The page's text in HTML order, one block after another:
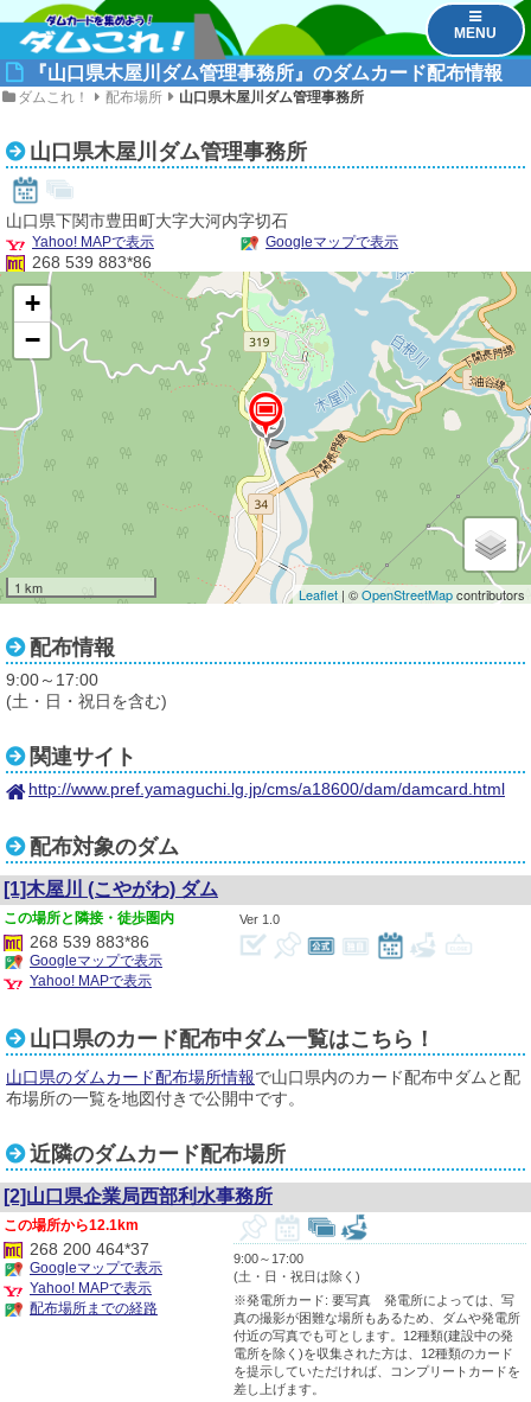
MENU
『山口県木屋川ダム管理事務所』のダムカード配布情報
ダムこれ！ 配布場所 山口県木屋川ダム管理事務所
山口県木屋川ダム管理事務所
山口県下関市豊田町大字大河内字切石
Yahoo! MAPで表示 Googleマップで表示
268 539 883*86
1
+
−
1 km Leaflet | ©OpenStreetMapcontributors
配布情報
9:00～17:00
(土・日・祝日を含む)
関連サイト
http://www.pref.yamaguchi.lg.jp/cms/a18600/dam/damcard.html
配布対象のダム
[1]木屋川 (こやがわ) ダム
1.0
隣接・徒歩圏内
268 539 883*86
Googleマップで表示
Yahoo! MAPで表示
山口県のカード配布中ダム一覧はこちら！
山口県のダムカード配布場所情報で山口県内のカード配布中ダムと配
布場所の一覧を地図付きで公開中です。
近隣のダムカード配布場所
[2]山口県企業局西部利水事務所
9:00～17:00
(土・日・祝日は除く)
※発電所カード: 要写真 発電所によっては、写
真の撮影が困難な場所もあるため、ダムや発電所
付近の写真でも可とします。12種類(建設中の発
電所を除く)を収集された方は、12種類のカード
を提示していただければ、コンプリートカードを
差し上げます。
12.1km
268 200 464*37
Googleマップで表示
Yahoo! MAPで表示
配布場所までの経路